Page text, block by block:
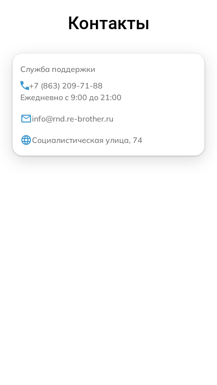
Контакты
Служба поддержки
+7 (863) 209-71-88
Ежедневно с 9:00 до 21:00
info@rnd.re-brother.ru
Социалистическая улица, 74